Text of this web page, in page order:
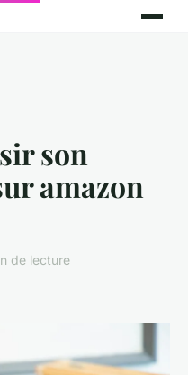
son
amazon
de lecture